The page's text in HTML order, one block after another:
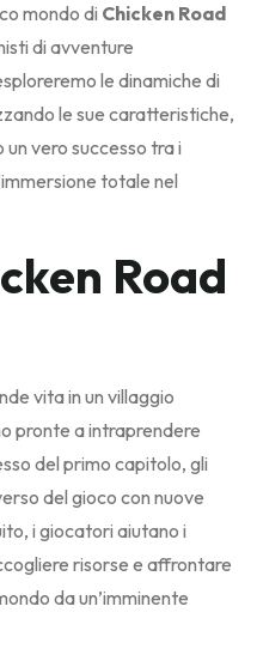
mondo di Chicken Road
di avventure
le dinamiche di
le sue caratteristiche,
vero successo tra i
totale nel
Road
vita in un villaggio
pronte a intraprendere
del primo capitolo, gli
del gioco con nuove
i giocatori aiutano i
risorse e affrontare
da un’imminente